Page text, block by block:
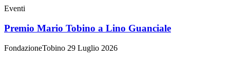
Eventi
Premio Mario Tobino a Lino Guanciale
FondazioneTobino 29 Luglio 2026